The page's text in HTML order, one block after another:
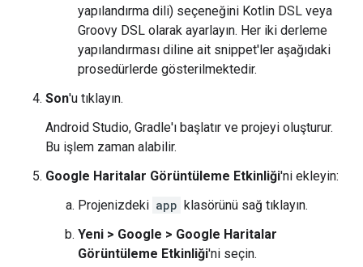
yapılandırma dili) seçeneğini Kotlin DSL veya
Groovy DSL olarak ayarlayın. Her iki derleme
yapılandırması diline ait snippet'ler aşağıdaki
prosedürlerde gösterilmektedir.
Son'u tıklayın.
Android Studio, Gradle'ı başlatır ve projeyi oluşturur.
Bu işlem zaman alabilir.
Google Haritalar Görüntüleme Etkinliği'ni ekleyin:
Projenizdeki app klasörünü sağ tıklayın.
Yeni > Google > Google Haritalar
Görüntüleme Etkinliği'ni seçin.